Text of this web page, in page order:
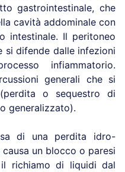
gastrointestinale, che
cavità addominale con
intestinale. Il peritoneo
si difende dalle infezioni
infiammatorio.
generali che si
o sequestro di
generalizzato).
di una perdita idro-
un blocco o paresi
il richiamo di liquidi dal